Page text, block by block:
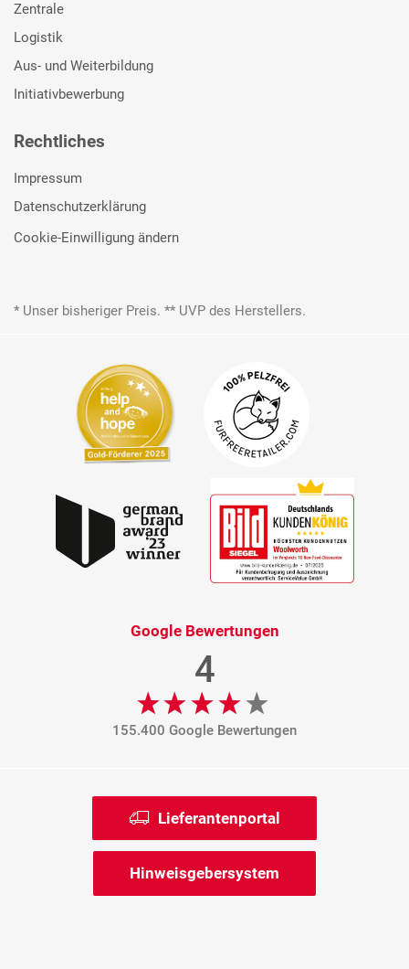
Zentrale
Logistik
Aus- und Weiterbildung
Initiativbewerbung
Rechtliches
Impressum
Datenschutzerklärung
Cookie-Einwilligung ändern
* Unser bisheriger Preis. ** UVP des Herstellers.
Google Bewertungen
4
155.400 Google Bewertungen
Lieferantenportal
Hinweisgebersystem